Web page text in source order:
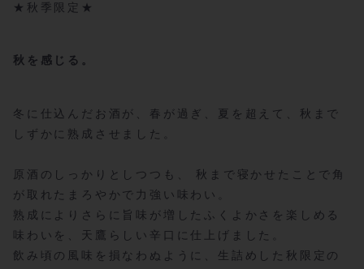
★秋季限定★
秋を感じる。
冬に仕込んだお酒が、春が過ぎ、夏を超えて、秋まで
しずかに熟成させました。
原酒のしっかりとしつつも、 秋まで寝かせたことで角
が取れたまろやかで力強い味わい。
熟成によりさらに旨味が増したふくよかさを楽しめる
味わいを、天鷹らしい辛口に仕上げました。
飲み頃の風味を損なわぬように、生詰めした秋限定の